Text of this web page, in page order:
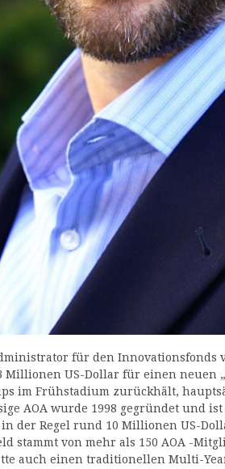
für den Innovationsfonds
Millionen US-Dollar für einen neuen
im Frühstadium zurückhält,
AOA wurde 1998 gegründet und
der Regel rund 10 Millionen US-
stammt von mehr als 150 AOA -
auch einen traditionellen Multi-